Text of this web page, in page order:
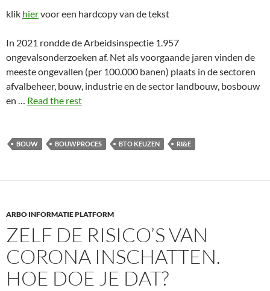
klik hiervoor een hardcopy van de tekst
In 2021 rondde de Arbeidsinspectie 1.957
ongevalsonderzoeken af. Net als voorgaande jaren vinden de
meeste ongevallen (per 100.000 banen) plaats in de sectoren
afvalbeheer, bouw, industrie en de sector landbouw, bosbouw
en … Read the rest
BOUW BOUWPROCES BTO KEUZEN RI&E
ARBO INFORMATIE PLATFORM
ZELF DE RISICO’S VAN
CORONA INSCHATTEN.
HOE DOE JE DAT?